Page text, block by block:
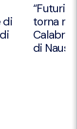
di
“Futuri
torna
Calabria
di